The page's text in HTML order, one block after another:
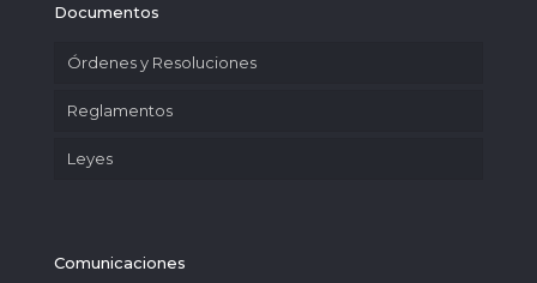
Documentos
Órdenes y Resoluciones
Reglamentos
Leyes
Comunicaciones